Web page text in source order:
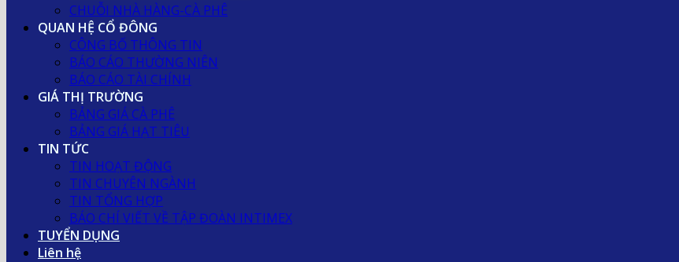
CHUỖI NHÀ HÀNG-CÀ PHÊ
QUAN HỆ CỔ ĐÔNG
CÔNG BỐ THÔNG TIN
BÁO CÁO THƯỜNG NIÊN
BÁO CÁO TÀI CHÍNH
GIÁ THỊ TRƯỜNG
BẢNG GIÁ CÀ PHÊ
BẢNG GIÁ HẠT TIÊU
TIN TỨC
TIN HOẠT ĐỘNG
TIN CHUYÊN NGÀNH
TIN TỔNG HỢP
BÁO CHÍ VIẾT VỀ TẬP ĐOÀN INTIMEX
TUYỂN DỤNG
Liên hệ